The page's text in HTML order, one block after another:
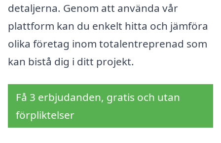
detaljerna. Genom att använda vår
plattform kan du enkelt hitta och jämföra
olika företag inom totalentreprenad som
kan bistå dig i ditt projekt.
Få 3 erbjudanden, gratis och utan
förpliktelser